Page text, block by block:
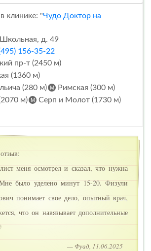
клинике: "Чудо Доктор на
д. 49
156-35-22
пр-т (2450 м)
(1360 м)
(280 м)
Римская (300 м)
м)
Серп и Молот (1730 м)
меня осмотрел и сказал, что нужна
было уделено минут 15-20. Физули
понимает свое дело, опытный врач,
что он навязывает дополнительные
— Фуад, 11.06.2025